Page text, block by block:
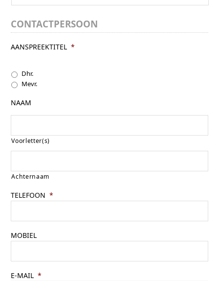
CONTACTPERSOON
AANSPREEKTITEL *
Dhr.
Mevr.
NAAM
Voorletter(s)
Achternaam
TELEFOON *
MOBIEL
E-MAIL *